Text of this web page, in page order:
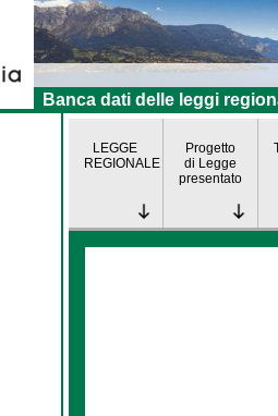
Banca dati delle leggi
LEGGE
REGIONALE
Progetto
di Legge
presentato